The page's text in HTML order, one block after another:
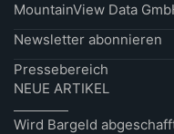
MountainView Data
Newsletter abonnieren
Pressebereich
NEUE ARTIKEL
Wird Bargeld